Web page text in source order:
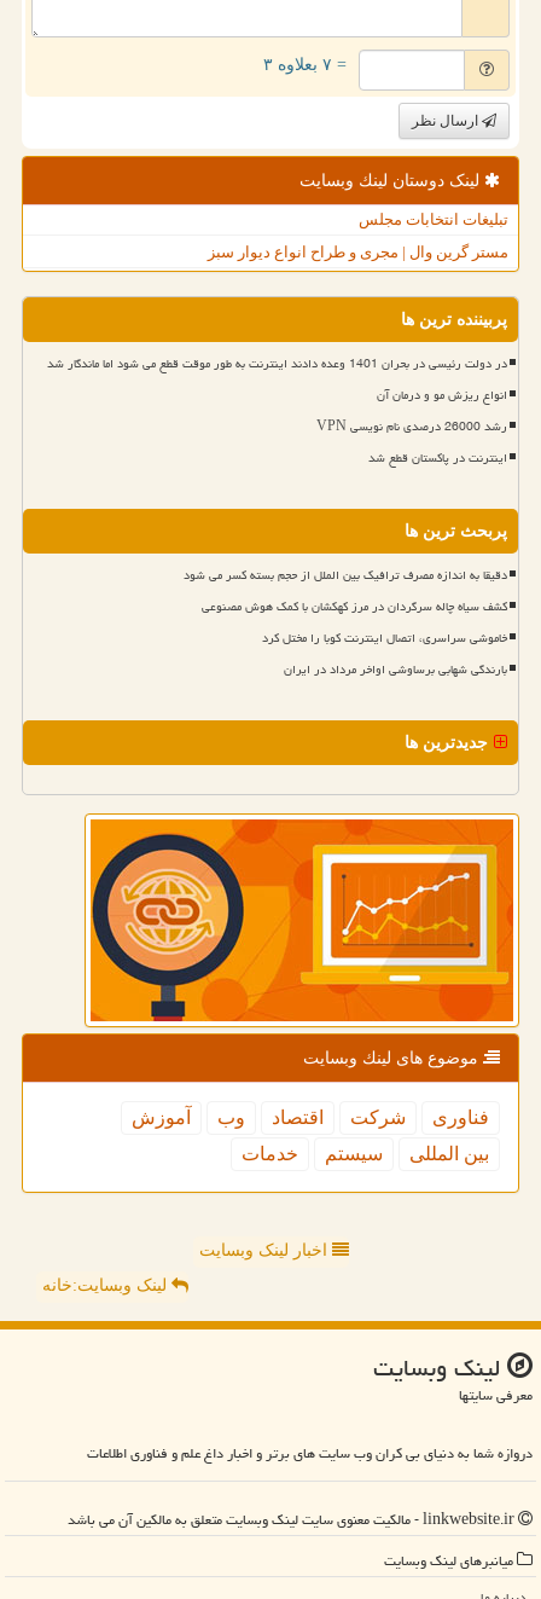
= ۷ بعلاوه ۳
ارسال نظر
لینک دوستان لینك وبسایت
تبلیغات انتخابات مجلس
مستر گرین وال | مجری و طراح انواع دیوار سبز
پربیننده ترین ها
در دولت رئیسی در بحران 1401 وعده دادند اینترنت به طور موقت قطع می شود اما ماندگار شد
انواع ریزش مو و درمان آن
رشد 26000 درصدی نام نویسی VPN
اینترنت در پاکستان قطع شد
پربحث ترین ها
دقیقا به اندازه مصرف ترافیک بین الملل از حجم بسته کسر می شود
کشف سیاه چاله سرگردان در مرز کهکشان با کمک هوش مصنوعی
خاموشی سراسری، اتصال اینترنت کوبا را مختل کرد
بارندگی شهابی برساوشی اواخر مرداد در ایران
جدیدترین ها
موضوع های لینك وبسایت
فناوری شركت اقتصاد وب
آموزش
بین المللی
سیستم خدمات
اخبار لینک وبسایت
لینک وبسایت:خانه
لینك وبسایت
معرفی سایتها
دروازه شما به دنیای بی کران وب سایت های برتر و اخبار داغ علم و فناوری اطلاعات
میانبرهای لینك وبسایت